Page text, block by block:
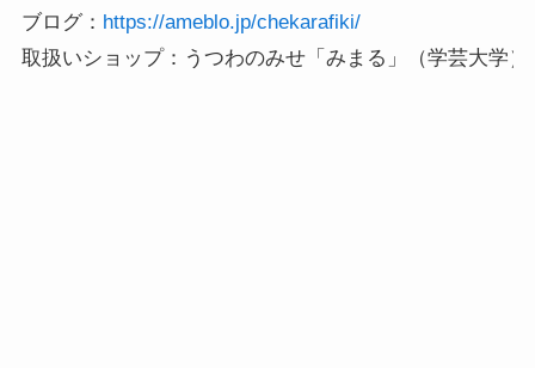
ブログ： https://ameblo.jp/chekarafiki/
取扱いショップ：うつわのみせ「みまる」（学芸大学）